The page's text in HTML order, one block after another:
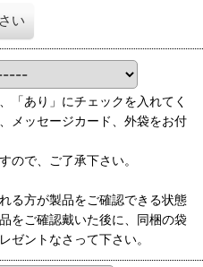
い
「あり」にチェックを入れてく
メッセージカード、外袋をお付
ので、ご了承下さい。
る方が製品をご確認できる状態
をご確認戴いた後に、同梱の袋
ゼントなさって下さい。